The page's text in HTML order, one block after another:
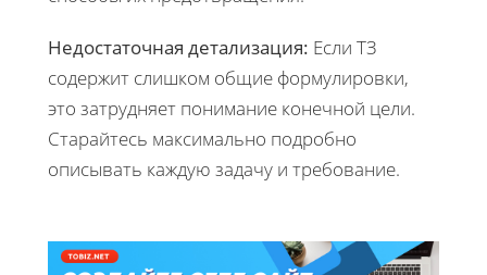
Недостаточная детализация: Если ТЗ
содержит слишком общие формулировки,
это затрудняет понимание конечной цели.
Старайтесь максимально подробно
описывать каждую задачу и требование.